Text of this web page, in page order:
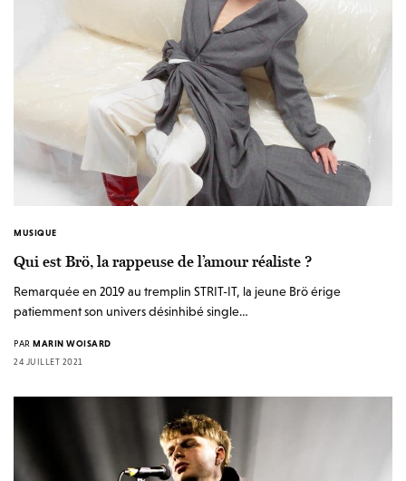
MUSIQUE
Qui est Brö, la rappeuse de l’amour réaliste ?
Remarquée en 2019 au tremplin STRIT-IT, la jeune Brö érige
patiemment son univers désinhibé single…
PAR MARIN WOISARD
24 JUILLET 2021